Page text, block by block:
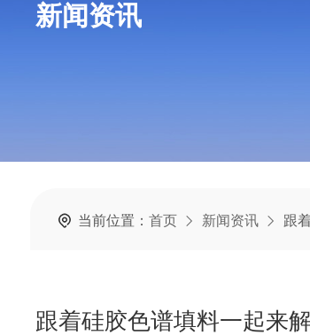
新闻资讯
当前位置： 首页 新闻资讯 跟
跟着硅胶色谱填料一起来